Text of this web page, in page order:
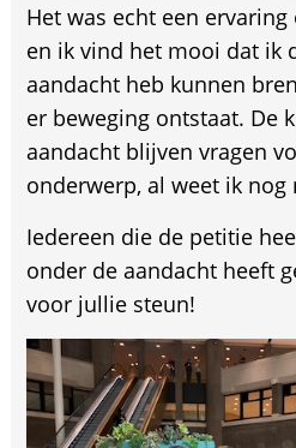
Het was echt een
en ik vind het mooi dat ik
aandacht heb kunnen
er beweging ontstaat. De
aandacht blijven vragen
onderwerp, al weet ik nog
Iedereen die de petitie
onder de aandacht heeft
voor jullie steun!